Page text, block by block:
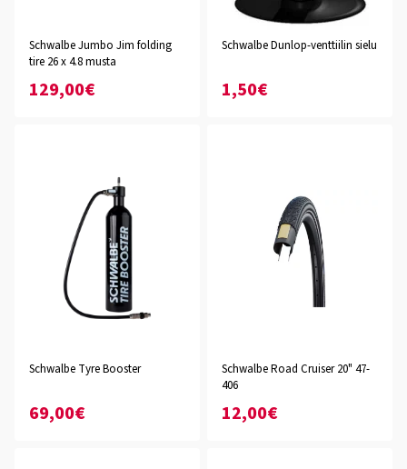
Schwalbe Jumbo Jim folding
tire 26 x 4.8 musta
129,00€
Schwalbe Dunlop-venttiilin sielu
1,50€
Schwalbe Tyre Booster
69,00€
Schwalbe Road Cruiser 20" 47-
406
12,00€